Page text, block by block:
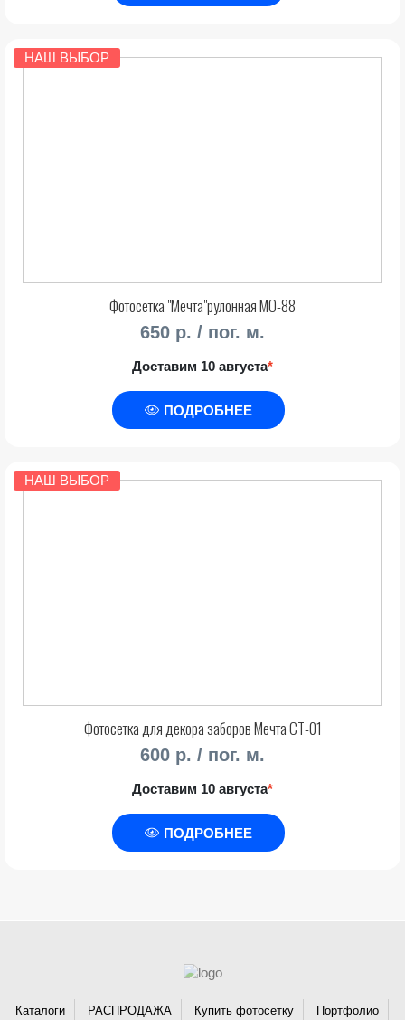
НАШ ВЫБОР
Фотосетка "Мечта"рулонная МО-88
650 р. / пог. м.
Доставим 10 августа*
ПОДРОБНЕЕ
НАШ ВЫБОР
Фотосетка для декора заборов Мечта СТ-01
600 р. / пог. м.
Доставим 10 августа*
ПОДРОБНЕЕ
Каталоги РАСПРОДАЖА Купить фотосетку Портфолио